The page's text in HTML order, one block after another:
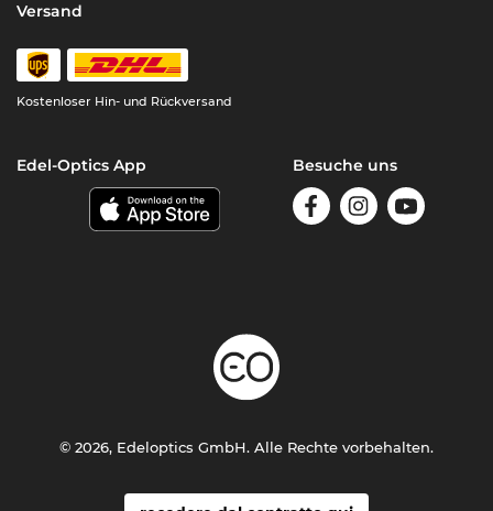
Versand
Kostenloser Hin- und Rückversand
Edel-Optics App Besuche uns
© 2026, Edeloptics GmbH. Alle Rechte vorbehalten.